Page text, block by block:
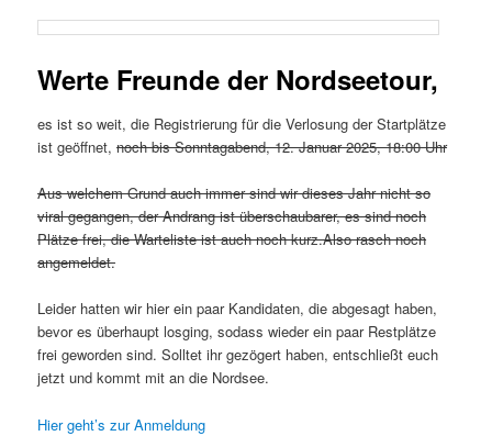
Werte Freunde der Nordseetour,
es ist so weit, die Registrierung für die Verlosung der Startplätze
ist geöffnet,noch bis Sonntagabend, 12. Januar 2025, 18:00 Uhr
Aus welchem Grund auch immer sind wir dieses Jahr nicht so
viral gegangen, der Andrang ist überschaubarer, es sind noch
Plätze frei, die Warteliste ist auch noch kurz.Also rasch noch
angemeldet.
Leider hatten wir hier ein paar Kandidaten, die abgesagt haben,
bevor es überhaupt losging, sodass wieder ein paar Restplätze
frei geworden sind. Solltet ihr gezögert haben, entschließt euch
jetzt und kommt mit an die Nordsee.
Hier geht’s zur Anmeldung